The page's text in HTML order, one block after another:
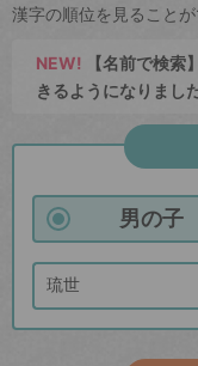
漢字の順位を見ることが
NEW! 【名前で検索
きるようになりまし
男の子